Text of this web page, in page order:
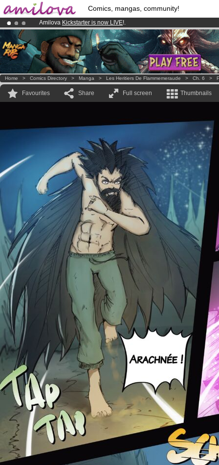
Comics, mangas, community!
Amilova Kickstarter is now LIVE!.
Premium membership from3.95 eurosper month !Get membership
Already 100000membersand 1000 comics & mangas!.
Home > Comics Directory > Manga > Les Heritiers De Flammemeraude > Ch. 6 >
Favourites Share Full screen Thumbnails